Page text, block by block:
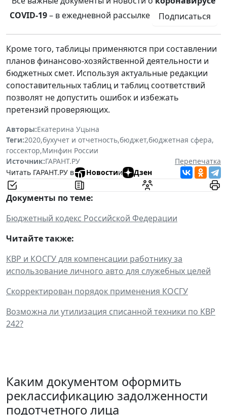
COVID-19– в ежедневной рассылке Подписаться
Кроме того, таблицы применяются при составлении
планов финансово-хозяйственной деятельности и
бюджетных смет. Используя актуальные редакции
сопоставительных таблиц и таблиц соответствий
позволят не допустить ошибок и избежать
претензий проверяющих.
Авторы:Екатерина Уцына
Теги:2020,бухучет и отчетность,бюджет,бюджетная сфера,
госсектор,Минфин России
Источник:ГАРАНТ.РУ
Перепечатка
Читать ГАРАНТ.РУ в
Новостии Дзен
Документы по теме:
Бюджетный кодекс Российской Федерации
Читайте также:
КВР и КОСГУ для компенсации работнику за
использование личного авто для служебных целей
Скорректирован порядок применения КОСГУ
Возможна ли утилизация списанной техники по КВР
242?
Каким документом оформить
реклассификацию задолженности
подотчетного лица